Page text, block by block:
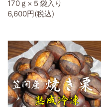
170ｇ×５袋入り
6,600円(税込)